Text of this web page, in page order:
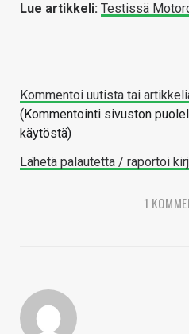
Lue artikkeli: Testissä
Kommentoi uutista tai
(Kommentointi sivuston
käytöstä)
Lähetä palautetta / raportoi
1